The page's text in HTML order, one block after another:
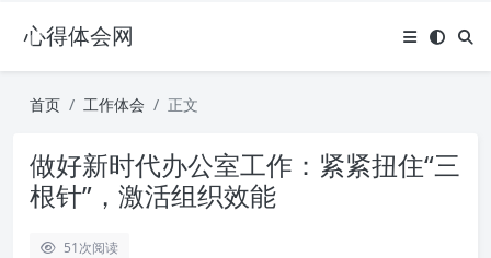
心得体会网
首页 工作体会 正文
做好新时代办公室工作：紧紧扭住“三
根针”，激活组织效能
51次阅读